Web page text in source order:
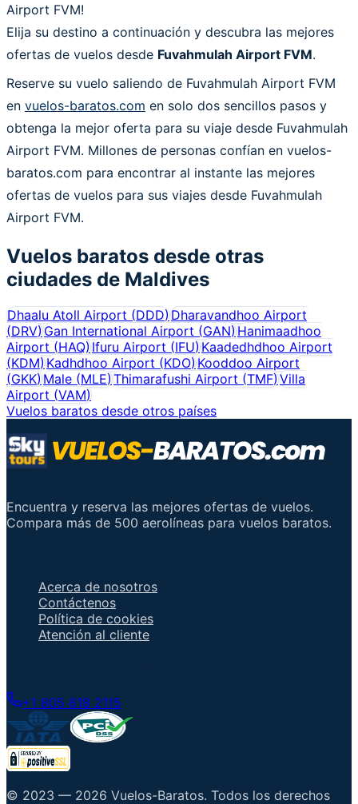
Airport FVM!
Elija su destino a continuación y descubra las mejores
ofertas de vuelos desde Fuvahmulah Airport FVM.
Reserve su vuelo saliendo de Fuvahmulah Airport FVM
en vuelos-baratos.com en solo dos sencillos pasos y
obtenga la mejor oferta para su viaje desde Fuvahmulah
Airport FVM. Millones de personas confían en vuelos-
baratos.com para encontrar al instante las mejores
ofertas de vuelos para sus viajes desde Fuvahmulah
Airport FVM.
Vuelos baratos desde otras
ciudades de Maldives
Dhaalu Atoll Airport (DDD)Dharavandhoo Airport
(DRV)Gan International Airport (GAN) Hanimaadhoo
Airport (HAQ)Ifuru Airport (IFU) Kaadedhdhoo Airport
(KDM)Kadhdhoo Airport (KDO) Kooddoo Airport
(GKK)Male (MLE) Thimarafushi Airport (TMF) Villa
Airport (VAM)
Vuelos baratos desde otros países
Encuentra y reserva las mejores ofertas de vuelos.
Compara más de 500 aerolíneas para vuelos baratos.
Acerca de nosotros
Contáctenos
Política de cookies
Atención al cliente
+1 805 618 2115
© 2023 — 2026 Vuelos-Baratos. Todos los derechos